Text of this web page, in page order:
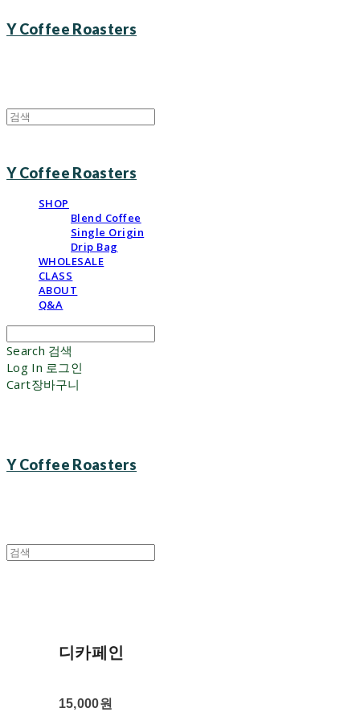
Y Coffee Roasters
Y Coffee Roasters
SHOP
Blend Coffee
Single Origin
Drip Bag
WHOLESALE
CLASS
ABOUT
Q&A
Search 검색
Log In 로그인
Cart장바구니
Y Coffee Roasters
디카페인
15,000원